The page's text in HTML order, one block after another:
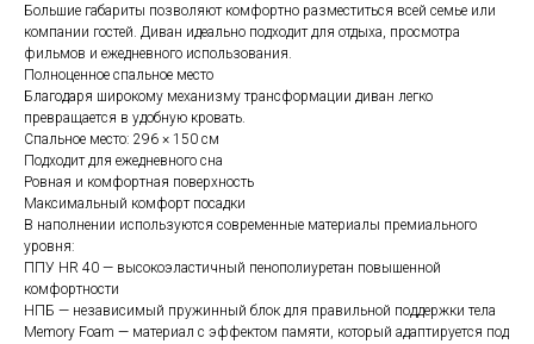
Большие габариты позволяют комфортно разместиться всей семье или
компании гостей. Диван идеально подходит для отдыха, просмотра
фильмов и ежедневного использования.
Полноценное спальное место
Благодаря широкому механизму трансформации диван легко
превращается в удобную кровать.
Спальное место: 296 × 150 см
Подходит для ежедневного сна
Ровная и комфортная поверхность
Максимальный комфорт посадки
В наполнении используются современные материалы премиального
уровня:
ППУ HR 40 — высокоэластичный пенополиуретан повышенной
комфортности
НПБ — независимый пружинный блок для правильной поддержки тела
Memory Foam — материал с эффектом памяти, который адаптируется под